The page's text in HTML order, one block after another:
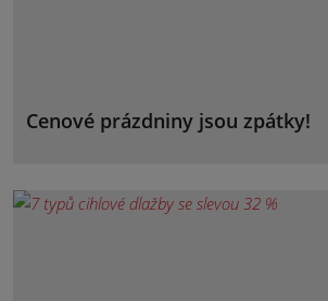
Cenové prázdniny jsou zpátky!